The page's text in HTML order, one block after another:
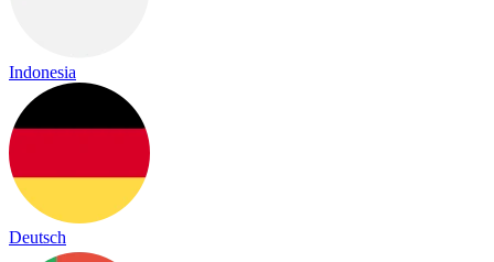
Indonesia
Deutsch